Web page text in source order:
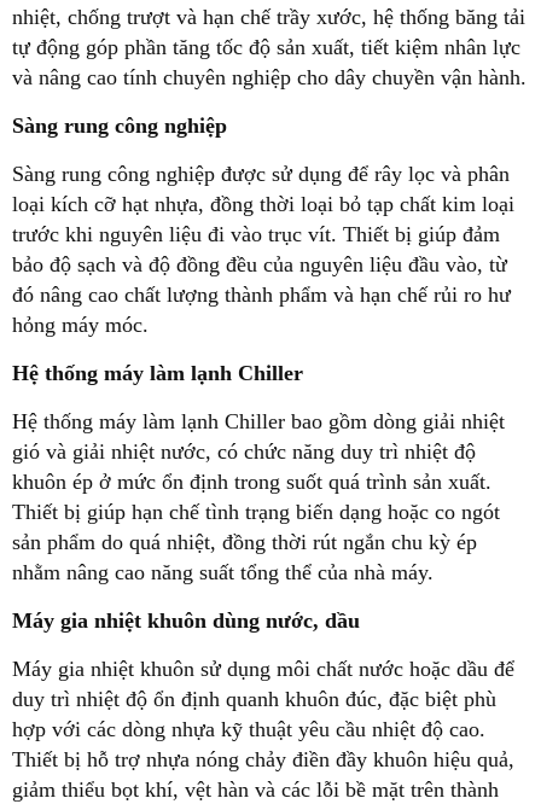
nhiệt, chống trượt và hạn chế trầy xước, hệ thống băng tải
tự động góp phần tăng tốc độ sản xuất, tiết kiệm nhân lực
và nâng cao tính chuyên nghiệp cho dây chuyền vận hành.
Sàng rung công nghiệp
Sàng rung công nghiệp được sử dụng để rây lọc và phân
loại kích cỡ hạt nhựa, đồng thời loại bỏ tạp chất kim loại
trước khi nguyên liệu đi vào trục vít. Thiết bị giúp đảm
bảo độ sạch và độ đồng đều của nguyên liệu đầu vào, từ
đó nâng cao chất lượng thành phẩm và hạn chế rủi ro hư
hỏng máy móc.
Hệ thống máy làm lạnh Chiller
Hệ thống máy làm lạnh Chiller bao gồm dòng giải nhiệt
gió và giải nhiệt nước, có chức năng duy trì nhiệt độ
khuôn ép ở mức ổn định trong suốt quá trình sản xuất.
Thiết bị giúp hạn chế tình trạng biến dạng hoặc co ngót
sản phẩm do quá nhiệt, đồng thời rút ngắn chu kỳ ép
nhằm nâng cao năng suất tổng thể của nhà máy.
Máy gia nhiệt khuôn dùng nước, dầu
Máy gia nhiệt khuôn sử dụng môi chất nước hoặc dầu để
duy trì nhiệt độ ổn định quanh khuôn đúc, đặc biệt phù
hợp với các dòng nhựa kỹ thuật yêu cầu nhiệt độ cao.
Thiết bị hỗ trợ nhựa nóng chảy điền đầy khuôn hiệu quả,
giảm thiểu bọt khí, vệt hàn và các lỗi bề mặt trên thành